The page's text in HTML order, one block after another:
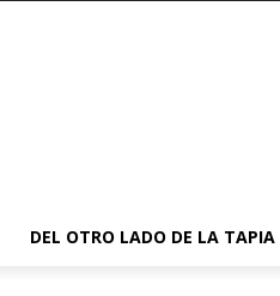
DEL OTRO LADO DE LA TAPIA